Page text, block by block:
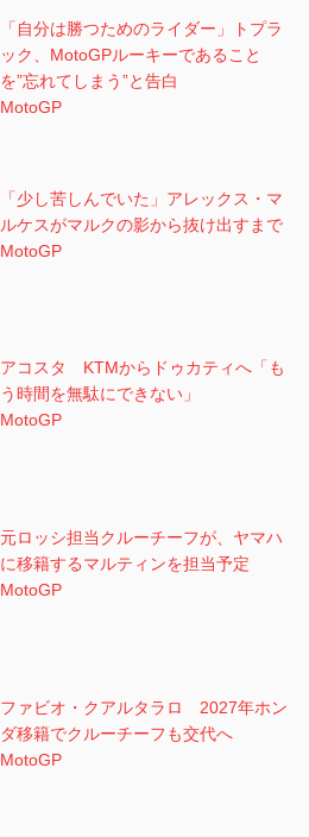
「自分は勝つためのライダー」トプラ
ック、MotoGPルーキーであること
を”忘れてしまう”と告白
MotoGP
「少し苦しんでいた」アレックス・マ
ルケスがマルクの影から抜け出すまで
MotoGP
アコスタ KTMからドゥカティへ「も
う時間を無駄にできない」
MotoGP
元ロッシ担当クルーチーフが、ヤマハ
に移籍するマルティンを担当予定
MotoGP
ファビオ・クアルタラロ 2027年ホン
ダ移籍でクルーチーフも交代へ
MotoGP